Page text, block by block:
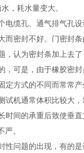
耗水量变大。
缆孔、通气排气孔设
而密封不好。门密封条
，认为密封条加上去
，可是，由于橡胶密
定方式的不同而常常
试机通常体积比较大
时间的承重后致使垂
严。
问题的出现，有的是